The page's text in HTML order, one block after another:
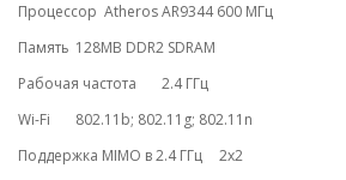
Процессор Atheros AR9344 600 МГц
Память 128MB DDR2 SDRAM
Рабочая частота
2.4 ГГц
Wi-Fi
802.11b; 802.11g; 802.11n
Поддержка MIMO в 2.4 ГГц
2x2